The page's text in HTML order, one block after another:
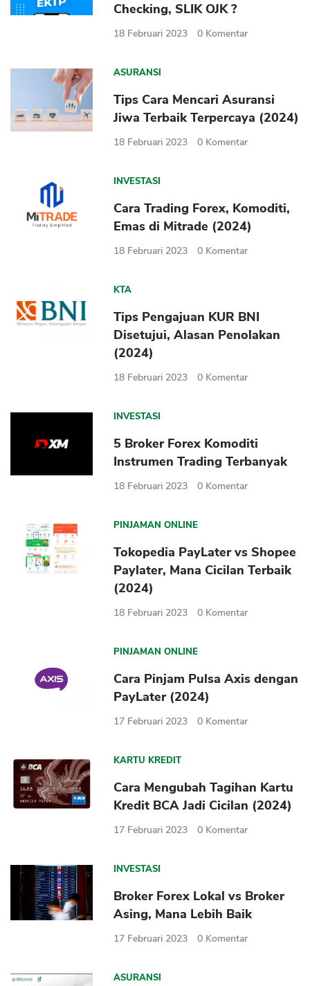
Checking, SLIK OJK ?
18 Februari 2023 0 Komentar
ASURANSI
Tips Cara Mencari Asuransi
Jiwa Terbaik Terpercaya (2024)
18 Februari 2023 0 Komentar
INVESTASI
Cara Trading Forex, Komoditi,
Emas di Mitrade (2024)
18 Februari 2023 0 Komentar
KTA
Tips Pengajuan KUR BNI
Disetujui, Alasan Penolakan
(2024)
18 Februari 2023 0 Komentar
INVESTASI
5 Broker Forex Komoditi
Instrumen Trading Terbanyak
18 Februari 2023 0 Komentar
PINJAMAN ONLINE
Tokopedia PayLater vs Shopee
Paylater, Mana Cicilan Terbaik
(2024)
18 Februari 2023 0 Komentar
PINJAMAN ONLINE
Cara Pinjam Pulsa Axis dengan
PayLater (2024)
17 Februari 2023 0 Komentar
KARTU KREDIT
Cara Mengubah Tagihan Kartu
Kredit BCA Jadi Cicilan (2024)
17 Februari 2023 0 Komentar
INVESTASI
Broker Forex Lokal vs Broker
Asing, Mana Lebih Baik
17 Februari 2023 0 Komentar
ASURANSI